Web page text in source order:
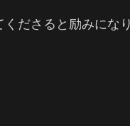
ださると励みにな